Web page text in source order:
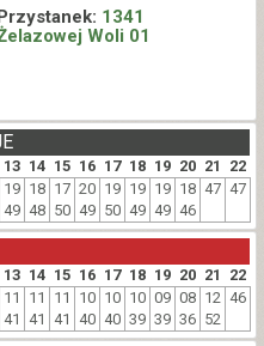
1341
Woli 01
13 14 15 16 17 18 19 20 21 22
19
49
18
48
17
50
20
49
19
50
19
49
19
49
18
46
47 47
13 14 15 16 17 18 19 20 21 22
11
41
11
41
11
41
10
40
10
40
10
39
09
39
08
36
12
52
46